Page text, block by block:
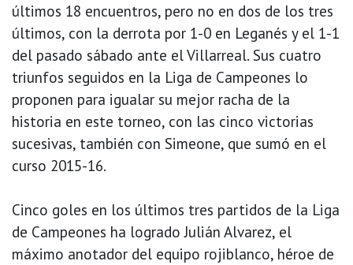
últimos 18 encuentros, pero no en dos de los tres
últimos, con la derrota por 1-0 en Leganés y el 1-1
del pasado sábado ante el Villarreal. Sus cuatro
triunfos seguidos en la Liga de Campeones lo
proponen para igualar su mejor racha de la
historia en este torneo, con las cinco victorias
sucesivas, también con Simeone, que sumó en el
curso 2015-16.
Cinco goles en los últimos tres partidos de la Liga
de Campeones ha logrado Julián Alvarez, el
máximo anotador del equipo rojiblanco, héroe de